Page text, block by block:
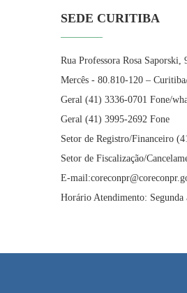
SEDE CURITIBA
Rua Professora Rosa Saporski,
Mercês - 80.810-120 –
Geral (41) 3336-0701 Fone/
Geral (41) 3995-2692 Fone
Setor de Registro/Financeiro
Setor de Fiscalização/
E-
Horário Atendimento: Segunda